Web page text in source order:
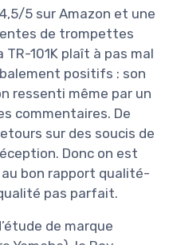
5 sur Amazon et une
de trompettes
101K plaît à pas mal
positifs : son
ressenti même par un
commentaires. De
sur des soucis de
Donc on est
bon rapport qualité-
pas parfait.
de marque